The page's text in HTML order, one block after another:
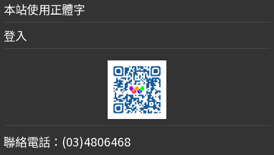
本站使用正體字
登入
聯絡電話：(03)4806468